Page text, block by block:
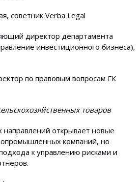
советник Verba Legal
директор департамента
инвестиционного бизнеса),
по правовым вопросам ГК
товаров
направлений открывает новые
компаний, но
к управлению рисками и